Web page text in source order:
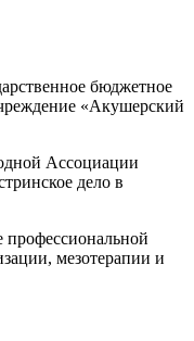
бюджетное
«Акушерский
Ассоциации
дело в
мезотерапии и